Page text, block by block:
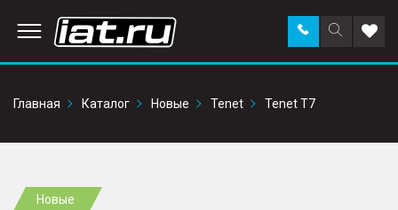
Поиск
по
Заказать
звонок в
Главная
Каталог Новые Tenet Tenet T7
Новые